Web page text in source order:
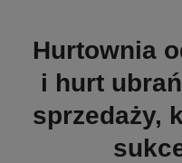
Hurtownia
i hurt
sprzedaży,